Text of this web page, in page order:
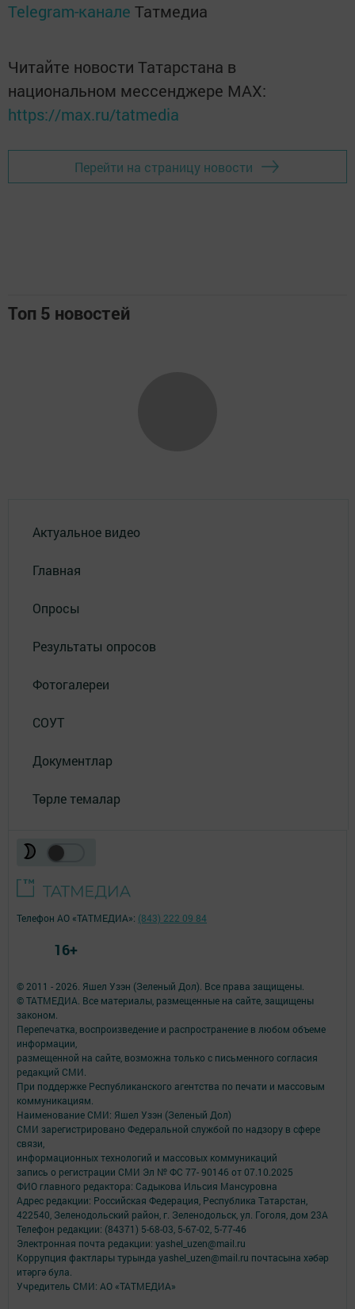
Telegram-канале Татмедиа
Читайте новости Татарстана в
национальном мессенджере MАХ:
https://max.ru/tatmedia
Перейти на страницу новости
Топ 5 новостей
Актуальное видео
Главная
Опросы
Результаты опросов
Фотогалереи
СОУТ
Документлар
Төрле темалар
© 2011 - 2026. Яшел Узэн (Зеленый Дол). Все права защищены.
© ТАТМЕДИА. Все материалы, размещенные на сайте, защищены
законом.
Перепечатка, воспроизведение и распространение в любом объеме
информации,
размещенной на сайте, возможна только с письменного согласия
редакций СМИ.
При поддержке Республиканского агентства по печати и массовым
коммуникациям.
Наименование СМИ: Яшел Узэн (Зеленый Дол)
СМИ зарегистрировано Федеральной службой по надзору в сфере
связи,
информационных технологий и массовых коммуникаций
запись о регистрации СМИ Эл № ФС 77- 90146 от 07.10.2025
ФИО главного редактора: Садыкова Ильсия Мансуровна
Адрес редакции: Российская Федерация, Республика Татарстан,
422540, Зеленодольский район, г. Зеленодольск, ул. Гоголя, дом 23А
Телефон редакции: (84371) 5-68-03, 5-67-02, 5-77-46
Электронная почта редакции: yashel_uzen@mail.ru
Коррупция фактлары турында yashel_uzen@mail.ru почтасына хәбәр
итәргә була.
Учредитель СМИ: АО «ТАТМЕДИА»
Телефон АО «ТАТМЕДИА»: (843) 222 09 84
16+